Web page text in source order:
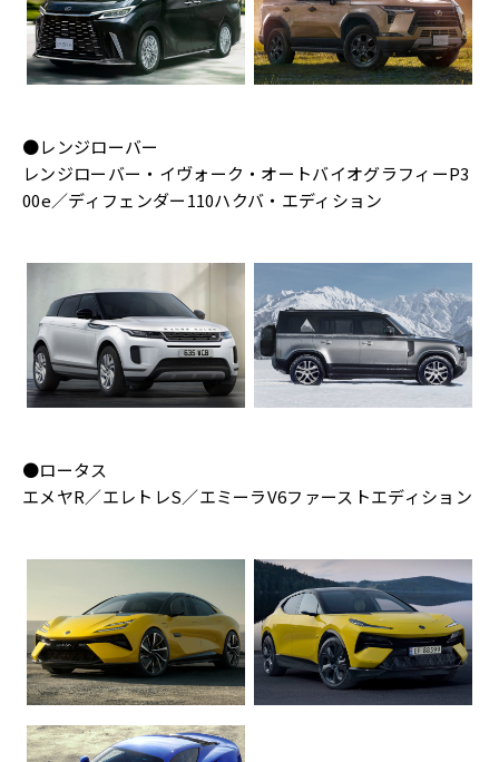
●レンジローバー
レンジローバー・イヴォーク・オートバイオグラフィーP3
00e／ディフェンダー110ハクバ・エディション
●ロータス
エメヤR／エレトレS／エミーラV6ファーストエディション